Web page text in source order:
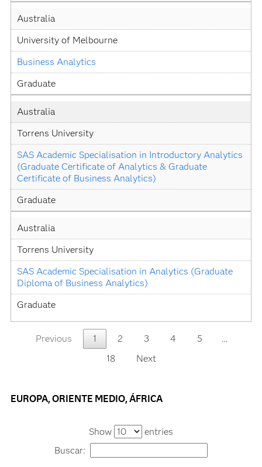
Australia
University of Melbourne
Business Analytics
Graduate
Australia
Torrens University
SAS Academic Specialisation in Introductory Analytics
(Graduate Certificate of Analytics & Graduate
Certificate of Business Analytics)
Graduate
Australia
Torrens University
SAS Academic Specialisation in Analytics (Graduate
Diploma of Business Analytics)
Graduate
Previous 1 2 3 4 5
…
18
Next
EUROPA, ORIENTE MEDIO, ÁFRICA
Show
entries
Buscar: